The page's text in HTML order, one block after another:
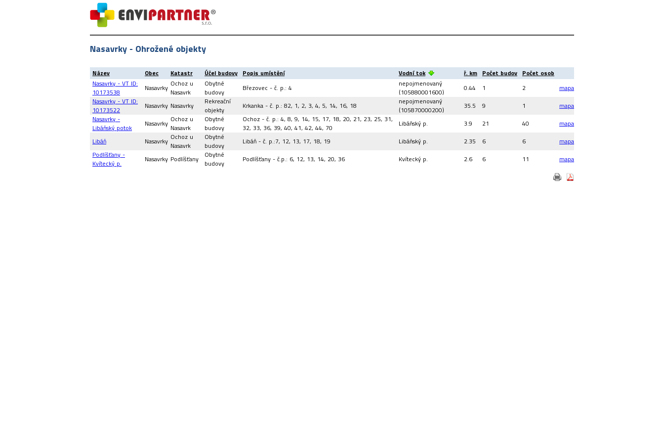
Nasavrky - Ohrožené objekty
Název Obec Katastr Účel budovy Popis umístění Vodní tok ř. km Počet budov Počet osob
Nasavrky - VT ID:
10173538
Nasavrky Ochoz u
Nasavrk
Obytné
budovy
Březovec - č. p.: 4
nepojmenovaný
(105880001600)
0.44 1 2
mapa
Nasavrky - VT ID:
10173522
Nasavrky Nasavrky
Rekreační
objekty
Krkanka - č. p.: 82, 1, 2, 3, 4, 5, 14, 16, 18
nepojmenovaný
(105870000200)
35.5 9 1
mapa
Nasavrky -
Libáňský potok
Nasavrky Ochoz u
Nasavrk
Obytné
budovy
Ochoz - č. p.: 4, 8, 9, 14, 15, 17, 18, 20, 21, 23, 25, 31,
32, 33, 36, 39, 40, 41, 42, 44, 70
Libáňský p. 3.9 21 40
mapa
Libáň
Nasavrky Ochoz u
Nasavrk
Obytné
budovy
Libáň - č. p.:7, 12, 13, 17, 18, 19 Libáňský p. 2.35 6 6
mapa
Podlíšťany -
Kvítecký p.
Nasavrky Podlíšťany
Obytné
budovy
Podlíšťany - č.p.: 6, 12, 13, 14, 20, 36 Kvítecký p. 2.6 6 11 mapa